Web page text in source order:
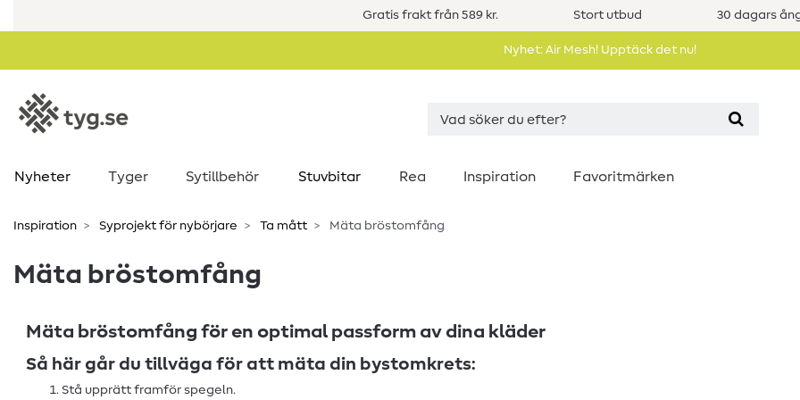
Gratis frakt från 589 kr. Stort utbud 30 dagars
Nyhet: Air Mesh! Upptäck det nu!
Nyheter Tyger Sytillbehör Stuvbitar Rea Inspiration Favoritmärken
Inspiration Syprojekt för nybörjare Ta mått Mäta bröstomfång
Mäta bröstomfång
Mäta bröstomfång för en optimal passform av dina kläder
Så här går du tillväga för att mäta din bystomkrets:
Stå upprätt framför spegeln.